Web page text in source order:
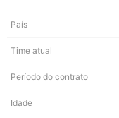
País
Time atual
Período do contrato
Idade